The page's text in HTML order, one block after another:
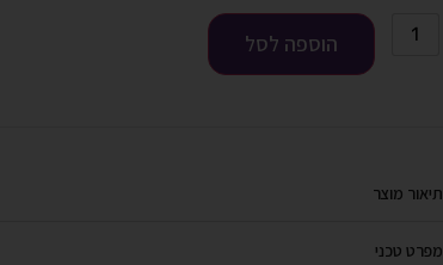
הוספה לסל
תיאור מוצר
מפרט טכני